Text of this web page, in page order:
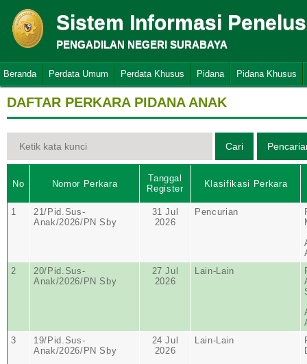
Sistem Informasi
PENGADILAN NEGERI SURABAYA
Beranda Perdata Umum Perdata Khusus Pidana Pidana Khusus
DAFTAR PERKARA PIDANA ANAK
No Nomor Perkara
Tanggal
Register
Klasifikasi Perkara
1
21/Pid.Sus-
Anak/2026/PN Sby
31 Jul
2026
Pencurian
2
20/Pid.Sus-
Anak/2026/PN Sby
27 Jul
2026
Lain-Lain
3
19/Pid.Sus-
Anak/2026/PN Sby
24 Jul
2026
Lain-Lain